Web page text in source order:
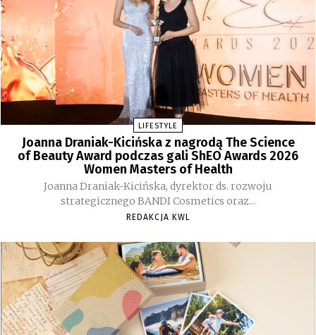
LIFESTYLE
Joanna Draniak-Kicińska z nagrodą The Science
of Beauty Award podczas gali ShEO Awards 2026
Women Masters of Health
Joanna Draniak-Kicińska, dyrektor ds. rozwoju
strategicznego BANDI Cosmetics oraz...
REDAKCJA KWL